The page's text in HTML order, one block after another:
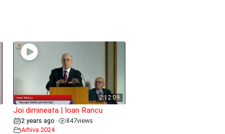
2:12:09
Joi dimineata | Ioan Rancu
2 years ago • 847views
Arhiva 2024